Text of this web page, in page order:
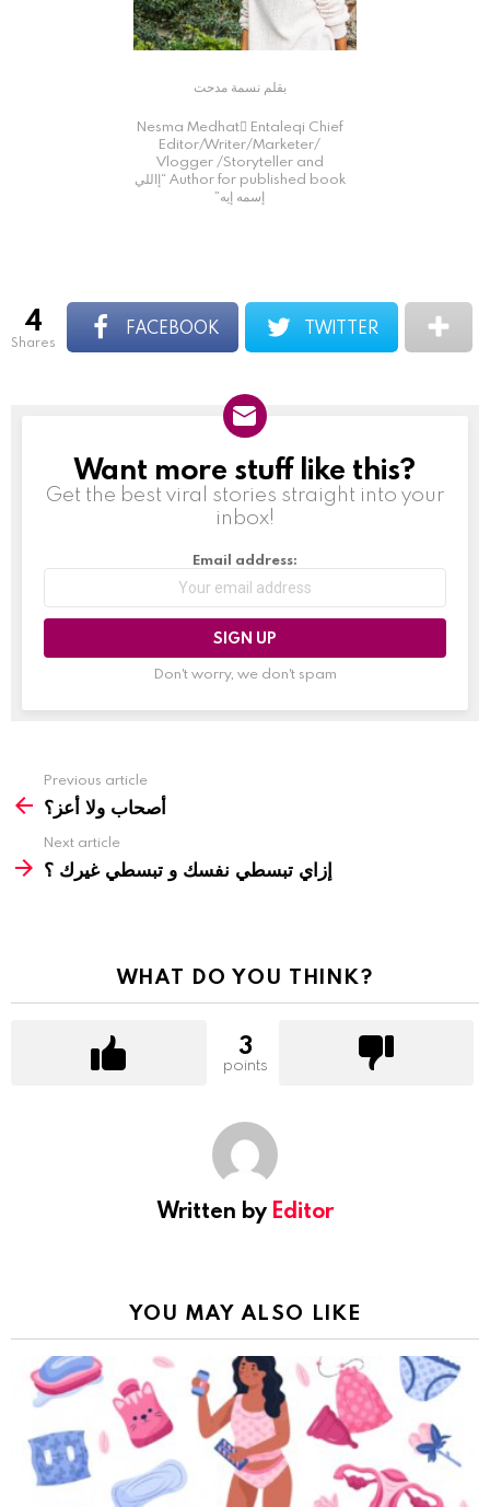
بقلم نسمة مدحت
Nesma Medhat ُEntaleqi Chief
Editor/Writer/Marketer/
Vlogger /Storyteller and
Author for published book “إاللي
إسمه إيه”
4
shares
FACEBOOK TWITTER
NEWSLETTER
Want more stuff like this?
Get the best viral stories straight into your
inbox!
Email address:
Don't worry, we don't spam
Previous article
أصحاب ولا أعز؟
Next article
إزاي تبسطي نفسك و تبسطي غيرك ؟
WHAT DO YOU THINK?
3
points
Written by Editor
YOU MAY ALSO LIKE